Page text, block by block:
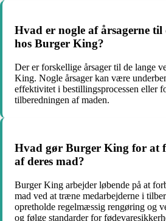
Hvad er nogle af årsagerne til
hos Burger King?
Der er forskellige årsager til de lange
King. Nogle årsager kan være
effektivitet i bestillingsprocessen eller
tilberedningen af maden.
Hvad gør Burger King for at
af deres mad?
Burger King arbejder løbende på at
mad ved at træne medarbejderne i
opretholde regelmæssig rengøring og
og følge standarder for